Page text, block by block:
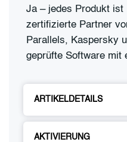
Ja – jedes Produkt ist
zertifizierte Partner
Parallels, Kaspersky
geprüfte Software mit
ARTIKELDETAILS
AKTIVIERUNG